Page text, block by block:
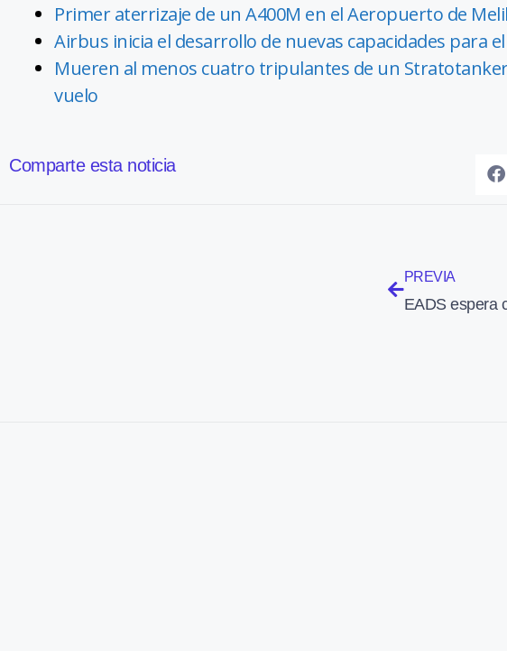
Primer aterrizaje de un A400M en el Aeropuerto de
Airbus inicia el desarrollo de nuevas capacidades para
Mueren al menos cuatro tripulantes de un Stratotanker
vuelo
Comparte esta noticia
PREVIA